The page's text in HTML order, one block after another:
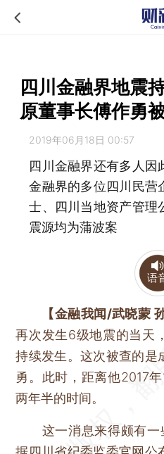
四川金融界地震
原董事长傅作勇
2019年06月18日 00:57
四川金融界还有多人因
金融界的多位四川民营
士、四川当地资产管理
震源均为蒲波案
语
【金融我闻/武晓蒙
再次发生6级地震的当天
持续发生。这次被查的是
勇。此时，距离他2017
两年半的时间。
这一消息来得颇有一